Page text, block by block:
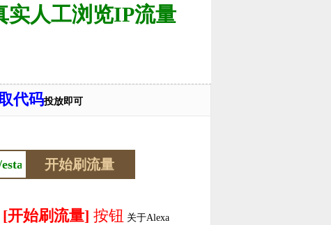
实人工浏览IP流量
代码投放即可
[开始刷流量] 按钮 关于Alexa